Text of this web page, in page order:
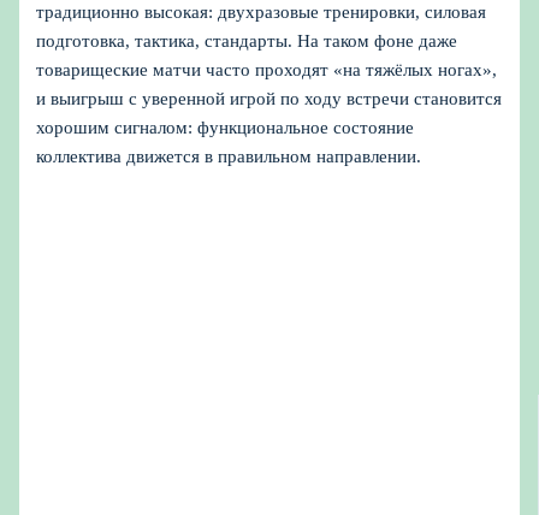
традиционно высокая: двухразовые тренировки, силовая
подготовка, тактика, стандарты. На таком фоне даже
товарищеские матчи часто проходят «на тяжёлых ногах»,
и выигрыш с уверенной игрой по ходу встречи становится
хорошим сигналом: функциональное состояние
коллектива движется в правильном направлении.